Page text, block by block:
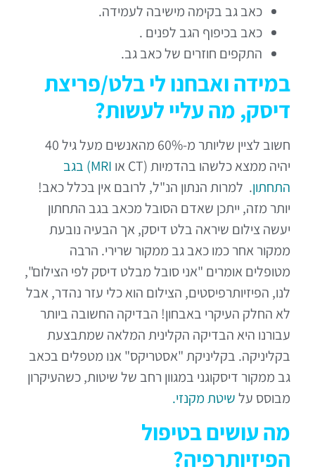
כאב גב בקימה מישיבה לעמידה.
כאב בכיפוף הגב לפנים .
התקפים חוזרים של כאב גב.
במידה ואבחנו לי בלט/פריצת
דיסק, מה עליי לעשות?
חשוב לציין שליותר מ-60% מהאנשים מעל גיל 40
יהיה ממצא כלשהו בהדמיות (CT או
MRI) בגב
התחתון. למרות הנתון הנ"ל, לרובם אין בכלל כאב!
יותר מזה, ייתכן שאדם הסובל מכאב בגב התחתון
יעשה צילום שיראה בלט דיסק, אך הבעיה נובעת
ממקור אחר כמו כאב גב ממקור שרירי. הרבה
מטופלים אומרים "אני סובל מבלט דיסק לפי הצילום",
לנו, הפיזיותרפיסטים, הצילום הוא כלי עזר נהדר, אבל
לא החלק העיקרי באבחון! הבדיקה החשובה ביותר
עבורנו היא הבדיקה הקלינית המלאה שמתבצעת
בקליניקה. בקליניקת "אסטריקס" אנו מטפלים בכאב
גב ממקור דיסקוגני במגוון רחב של שיטות, כשהעיקרון
מבוסס עלשיטת מקנזי.
מה עושים בטיפול
הפיזיותרפיה?